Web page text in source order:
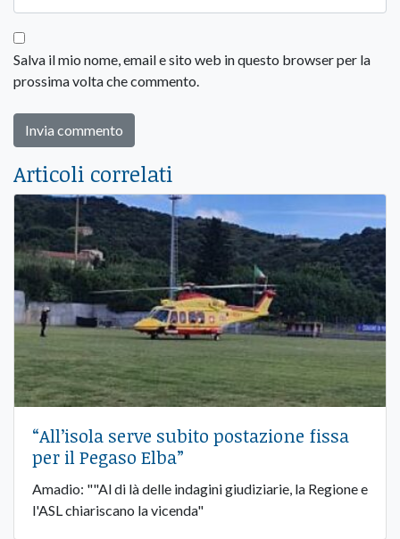
Salva il mio nome, email e sito web in questo browser per la
prossima volta che commento.
Articoli correlati
“All’isola serve subito postazione fissa
per il Pegaso Elba”
Amadio: ""Al di là delle indagini giudiziarie, la Regione e
l'ASL chiariscano la vicenda"